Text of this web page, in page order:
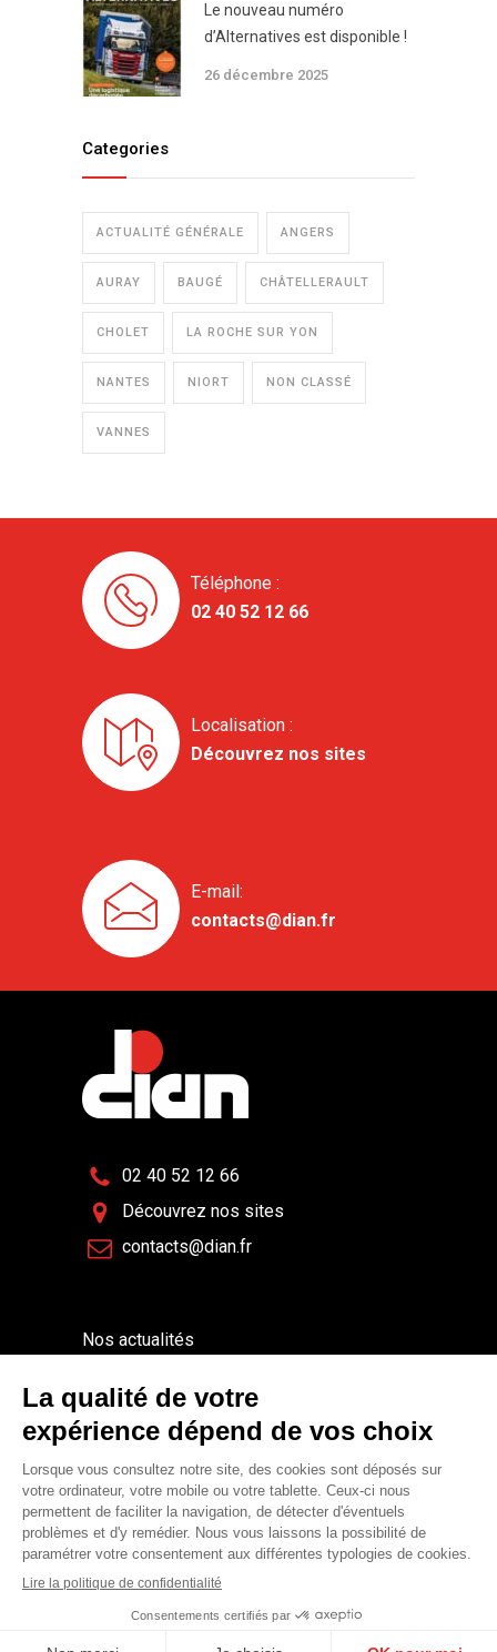
Le nouveau numéro
d’Alternatives est disponible !
26 décembre 2025
Categories
ACTUALITÉ GÉNÉRALE ANGERS
AURAY BAUGÉ CHÂTELLERAULT
CHOLET LA ROCHE SUR YON
NANTES NIORT NON CLASSÉ
VANNES
Téléphone :
02 40 52 12 66
Localisation :
Découvrez nos sites
E-mail:
contacts@dian.fr
02 40 52 12 66
Découvrez nos sites
contacts@dian.fr
Nos actualités